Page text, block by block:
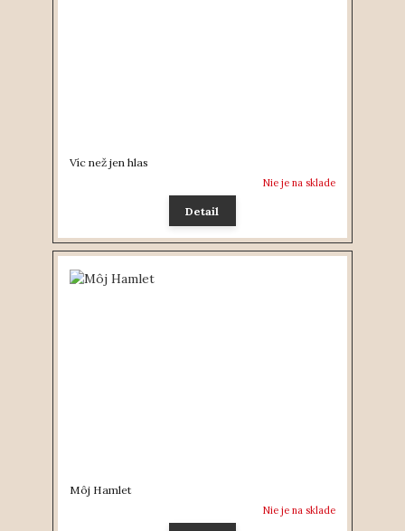
Víc než jen hlas
Nie je na sklade
Detail
Môj Hamlet
Nie je na sklade